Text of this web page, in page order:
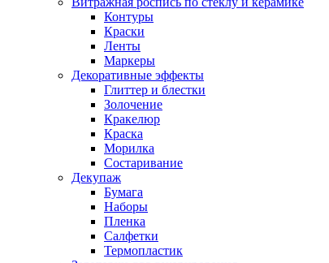
Контуры
Краски
Ленты
Маркеры
Декоративные эффекты
Глиттер и блестки
Золочение
Кракелюр
Краска
Морилка
Состаривание
Декупаж
Бумага
Наборы
Пленка
Салфетки
Термопластик